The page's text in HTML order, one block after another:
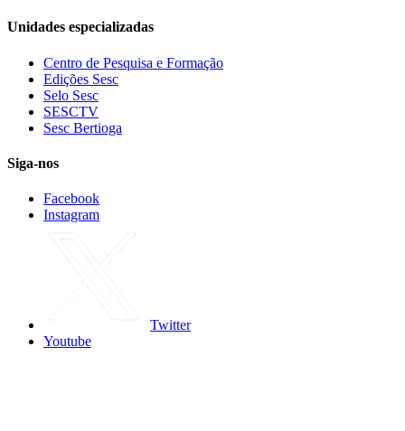
Unidades especializadas
Centro de Pesquisa e Formação
Edições Sesc
Selo Sesc
SESCTV
Sesc Bertioga
Siga-nos
Facebook
Instagram
Twitter
Youtube